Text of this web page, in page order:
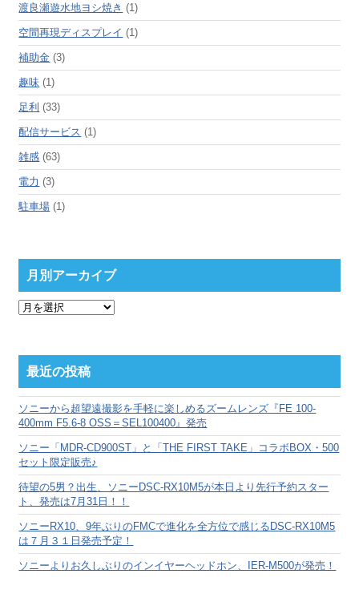
渡良瀬遊水地ヨシ焼き (1)
空間再現ディスプレイ (1)
補助金 (3)
趣味 (1)
足利 (33)
配信サービス (1)
雑感 (63)
電力 (3)
駐車場 (1)
月別アーカイブ
月
カ
ブ
最近の投稿
ソニーから超望遠撮影を手軽に楽しめるズームレンズ『FE 100-
400mm F5.6-8 OSS＝SEL100400』発売
ソニー「MDR-CD900ST」と「THE FIRST TAKE」コラボBOX・500
セット限定販売♪
待望の5男？出生、ソニーDSC-RX10M5が本日より先行予約スター
ト、発売は7月31日！！
ソニーRX10、9年ぶりのFMCで進化を全方位で感じるDSC-RX10M5
は７月３１日発売予定！
ソニーよりお久しぶりのインイヤーヘッドホン、IER-M500が発売！